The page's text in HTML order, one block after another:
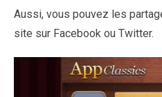
Aussi, vous pouvez les
site sur Facebook ou Twitter.